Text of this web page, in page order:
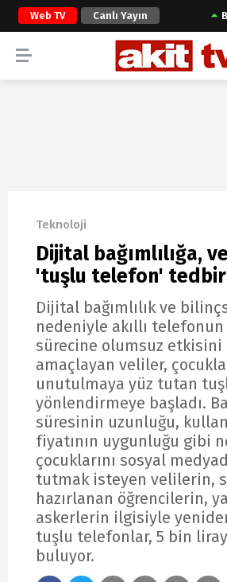
Web TV Canlı Yayın
Teknoloji
Dijital bağımlılığa,
'tuşlu telefon'
Dijital bağımlılık ve
nedeniyle akıllı
sürecine olumsuz etkisini
amaçlayan veliler,
unutulmaya yüz tutan
yönlendirmeye başladı.
süresinin uzunluğu,
fiyatının uygunluğu gibi
çocuklarını sosyal
tutmak isteyen velilerin,
hazırlanan öğrencilerin,
askerlerin ilgisiyle
tuşlu telefonlar, 5 bin
buluyor.